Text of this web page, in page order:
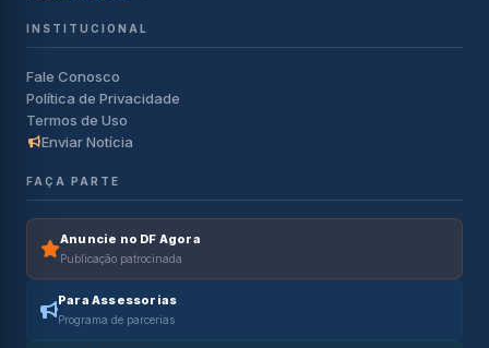
INSTITUCIONAL
Fale Conosco
Política de Privacidade
Termos de Uso
Enviar Notícia
FAÇA PARTE
Anuncie no DF Agora
Publicação patrocinada
Para Assessorias
Programa de parcerias